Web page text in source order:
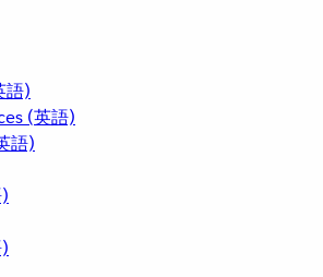
語)
(英語)
語)